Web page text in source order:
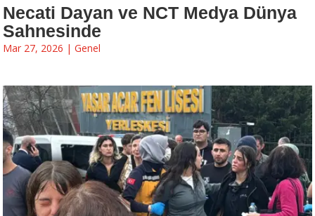
Necati Dayan ve NCT Medya Dünya
Sahnesinde
Mar 27, 2026 | Genel